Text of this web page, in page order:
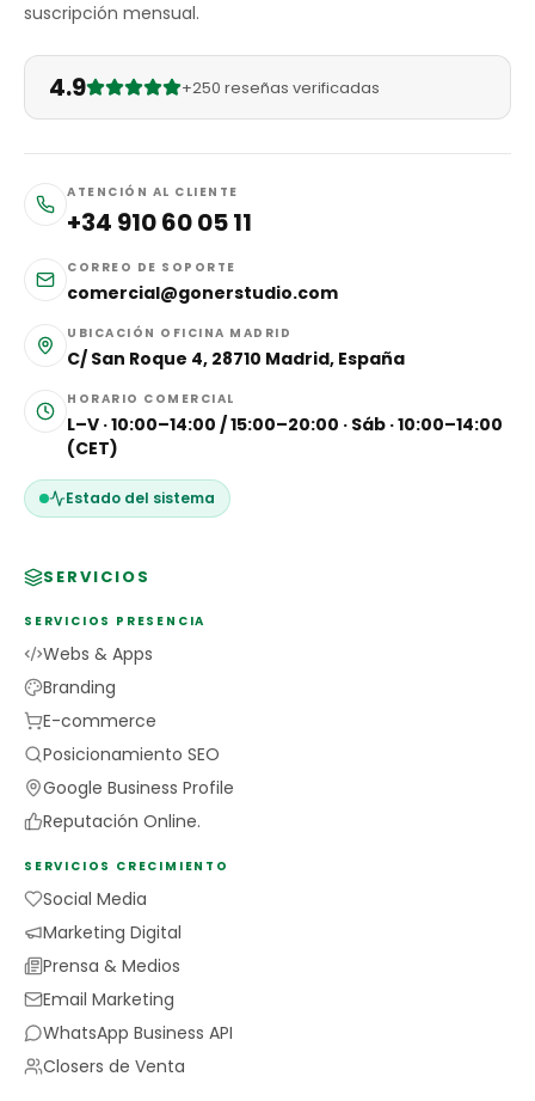
suscripción mensual.
4.9 +250 reseñas verificadas
ATENCIÓN AL CLIENTE
+34 910 60 05 11
CORREO DE SOPORTE
comercial@gonerstudio.com
UBICACIÓN OFICINA MADRID
C/ San Roque 4, 28710 Madrid, España
HORARIO COMERCIAL
L–V · 10:00–14:00 / 15:00–20:00 · Sáb · 10:00–14:00
(CET)
Estado del sistema
SERVICIOS
SERVICIOS PRESENCIA
Webs & Apps
Branding
E-commerce
Posicionamiento SEO
Google Business Profile
Reputación Online.
SERVICIOS CRECIMIENTO
Social Media
Marketing Digital
Prensa & Medios
Email Marketing
WhatsApp Business API
Closers de Venta